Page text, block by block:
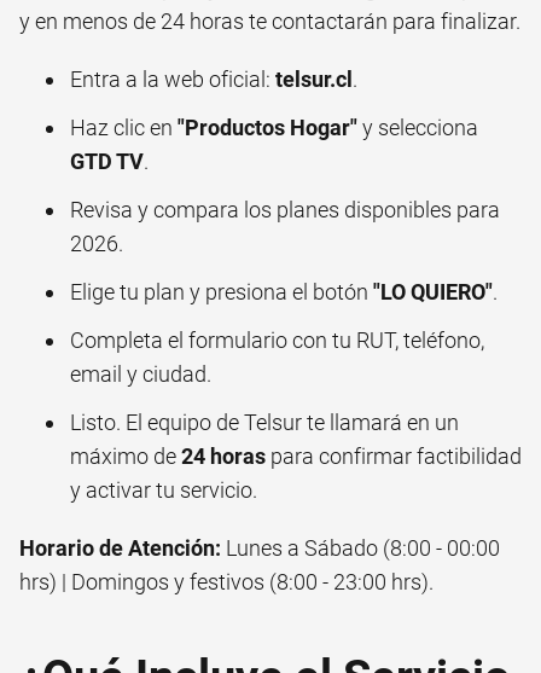
y en menos de 24 horas te contactarán para finalizar.
Entra a la web oficial: telsur.cl.
Haz clic en "Productos Hogar"y selecciona
GTD TV.
Revisa y compara los planes disponibles para
2026.
Elige tu plan y presiona el botón "LO QUIERO".
Completa el formulario con tu RUT, teléfono,
email y ciudad.
Listo. El equipo de Telsur te llamará en un
máximo de24 horas para confirmar factibilidad
y activar tu servicio.
Horario de Atención: Lunes a Sábado (8:00 - 00:00
hrs) | Domingos y festivos (8:00 - 23:00 hrs).